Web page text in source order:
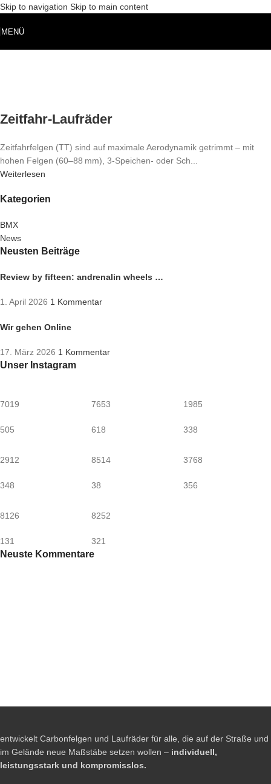
Skip to navigation Skip to main content
MENÜ
Zeitfahr-Laufräder
Zeitfahrfelgen (TT) sind auf maximale Aerodynamik getrimmt – mit
hohen Felgen (60–88 mm), 3-Speichen- oder Sch...
Weiterlesen
Kategorien
BMX
News
Neusten Beiträge
Review by fifteen: andrenalin wheels …
1. April 2026 1 Kommentar
Wir gehen Online
17. März 2026 1 Kommentar
Unser Instagram
7019
505
7653
618
1985
338
2912
348
8514
38
3768
356
8126
131
8252
321
Neuste Kommentare
entwickelt Carbonfelgen und Laufräder für alle, die auf der Straße und
im Gelände neue Maßstäbe setzen wollen – individuell,
leistungsstark und kompromisslos.